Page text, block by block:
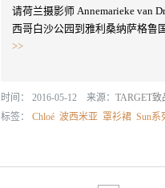
请荷兰摄影师 Annemarieke van
西哥白沙公园到雅利桑纳萨格鲁
>>
时间： 2016-05-12 来源： TARGET致
标签： Chloé 波西米亚 罩衫裙 Sun系